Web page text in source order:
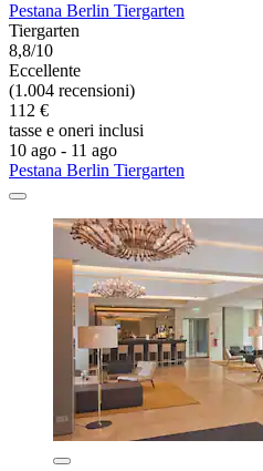
Pestana Berlin Tiergarten
Tiergarten
8,8/10
Eccellente
(1.004 recensioni)
112 €
tasse e oneri inclusi
10 ago - 11 ago
Pestana Berlin Tiergarten